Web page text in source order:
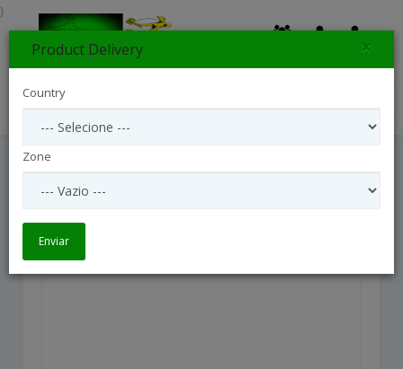
Grand Bright Bouquet
}
Product Delivery ×
Country
Zone
Enviar